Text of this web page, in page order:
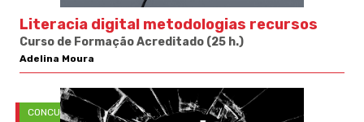
Literacia digital metodologias recursos
Curso de Formação Acreditado (25 h.)
Adelina Moura
CONCURSOS